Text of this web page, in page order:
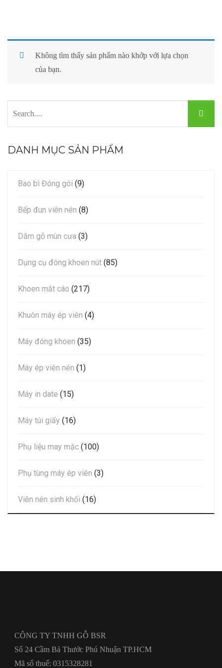
Phụ tùng máy
Viên nén sinh khối
Bao bì đóng gói
Dụng cụ đóng
Máy đóng khoen
Máy in date
Tin ngành dăm gỗ
Tin ngành gỗ
Không tìm thấy sản phẩm nào khớp với lựa chọn
của bạn.
DANH MỤC SẢN PHẨM
Bao bì Đóng gói (9)
Bếp đun viên nén (8)
Dăm gỗ mùn cưa (3)
Dụng cụ đóng khoen nút (85)
Khoen mắt cáo (217)
Khuôn máy ép viên (4)
Máy đóng khoen (35)
Máy ép viên nén (1)
Máy in date (15)
Máy túi giấy (16)
Phụ liệu may mặc (100)
Phụ tùng máy ép viên (3)
Viên nén sinh khối (16)
CÔNG TY TNHH GỖ BSR
Số 24 Cầm Bá Thước Phú Nhuận TP.HCM
Mã số thuế: 0315328281